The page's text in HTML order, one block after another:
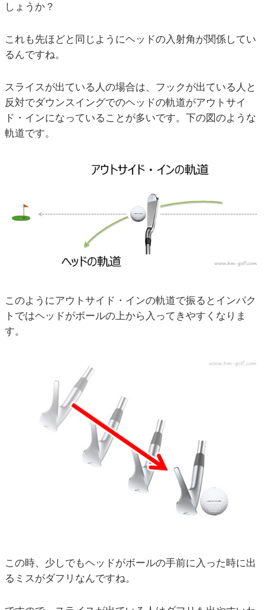
しょうか？
これも先ほどと同じようにヘッドの入射角が関係してい
るんですね。
スライスが出ている人の場合は、フックが出ている人と
反対でダウンスイングでのヘッドの軌道がアウトサイ
ド・インになっていることが多いです。下の図のような
軌道です。
このようにアウトサイド・インの軌道で振るとインパク
トではヘッドがボールの上から入ってきやすくなりま
す。
この時、少しでもヘッドがボールの手前に入った時に出
るミスがダフリなんですね。